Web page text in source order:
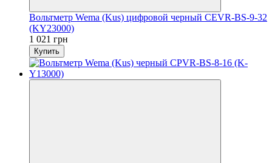
Вольтметр Wema (Kus) цифровой черный CEVR-BS-9-32
(KY23000)
1 021 грн
Купить